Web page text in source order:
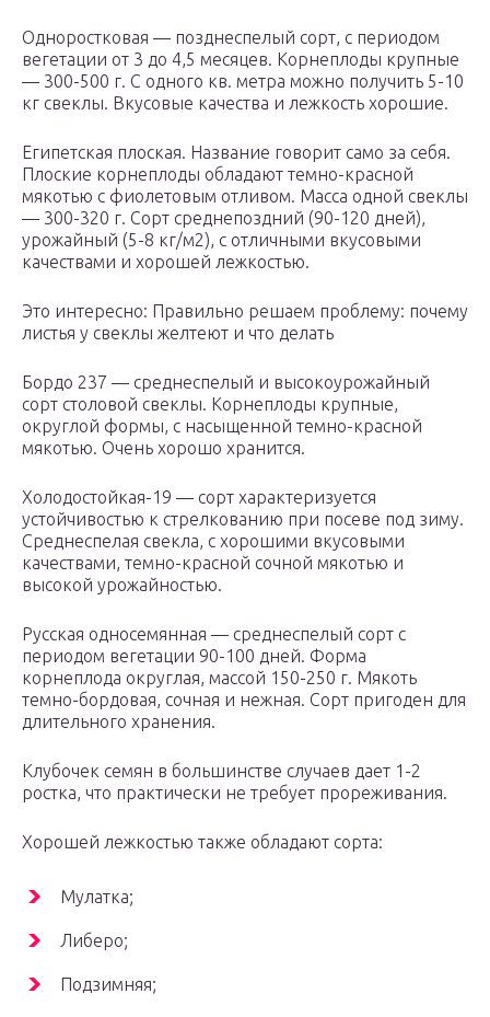
Одноростковая — позднеспелый сорт, с периодом
вегетации от 3 до 4,5 месяцев. Корнеплоды крупные
— 300-500 г. С одного кв. метра можно получить 5-10
кг свеклы. Вкусовые качества и лежкость хорошие.
Египетская плоская. Название говорит само за себя.
Плоские корнеплоды обладают темно-красной
мякотью с фиолетовым отливом. Масса одной свеклы
— 300-320 г. Сорт среднепоздний (90-120 дней),
урожайный (5-8 кг/м2), с отличными вкусовыми
качествами и хорошей лежкостью.
Это интересно: Правильно решаем проблему: почему
листья у свеклы желтеют и что делать
Бордо 237 — среднеспелый и высокоурожайный
сорт столовой свеклы. Корнеплоды крупные,
округлой формы, с насыщенной темно-красной
мякотью. Очень хорошо хранится.
Холодостойкая-19 — сорт характеризуется
устойчивостью к стрелкованию при посеве под зиму.
Среднеспелая свекла, с хорошими вкусовыми
качествами, темно-красной сочной мякотью и
высокой урожайностью.
Русская односемянная — среднеспелый сорт с
периодом вегетации 90-100 дней. Форма
корнеплода округлая, массой 150-250 г. Мякоть
темно-бордовая, сочная и нежная. Сорт пригоден для
длительного хранения.
Клубочек семян в большинстве случаев дает 1-2
ростка, что практически не требует прореживания.
Хорошей лежкостью также обладают сорта:
Мулатка;
Либеро;
Подзимняя;